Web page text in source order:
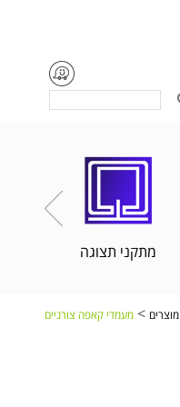
Search
מתקני תצוגה
מוצרים > מעמדי קאפה צורניים